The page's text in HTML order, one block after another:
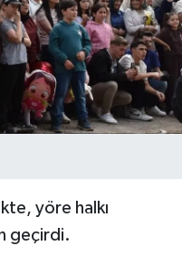
yöre halkı
geçirdi.